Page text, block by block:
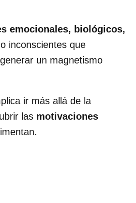
emocionales, biológicos,
inconscientes que
un magnetismo
ir más allá de la
las motivaciones